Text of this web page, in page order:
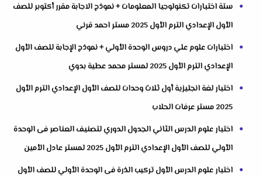
ستة اختبارات تكنولوجيا المعلومات + نموذج الاجابة مقرر أكتوبر للصف
الأول الإعدادي الترم الأول 2025 مستر احمد قرني
اختبارات علوم علي دروس الوحدة الأولي + نموذج الإجابة للصف الأول
الإعدادي الترم الأول 2025 لمستر محمد عطية بدوي
اختبار لغة انجليزية أول ثلاث وحدات للصف الأول الإعدادي الترم الأول
2025 مستر عرفات الحلاب
اختبار علوم الدرس الثاني الجدول الدوري لتصنيف العناصر فى الوحدة
الأولي للصف الأول الإعدادي الترم الأول 2025 لمستر عادل الأمين
اختبار علوم الدرس الأول تركيب الذرة فى الوحدة الأولي للصف الأول